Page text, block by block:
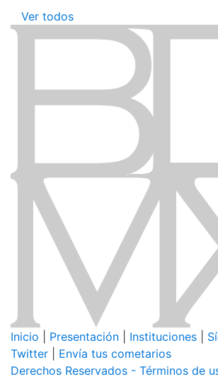
Ver todos
Inicio Presentación Instituciones
Twitter
Envía tus cometarios
Derechos Reservados - Términos de